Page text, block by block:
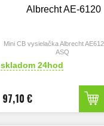
Albrecht AE-6120
Mini CB vysielačka Albrecht
ASQ
skladom 24hod
97,10 €